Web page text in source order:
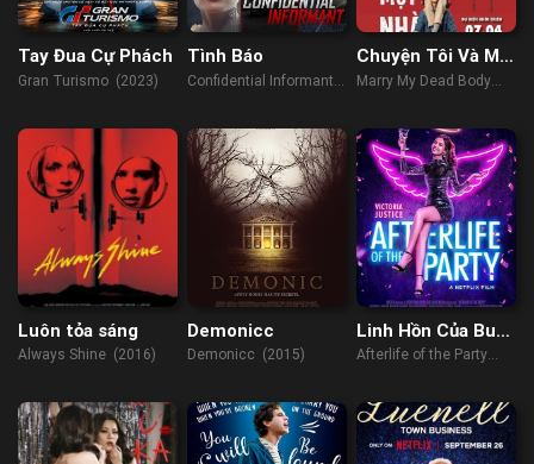
Tay Đua Cự Phách
Gran Turismo (2023)
Tình Báo
Confidential Informant
Chuyện Tôi Và Ma
Quỷ Thành Người
Marry My Dead Body
Luôn tỏa sáng
Always Shine (2016)
Demonicc
Demonicc (2015)
Linh Hồn Của Buổi
Tiệc
Afterlife of the Party